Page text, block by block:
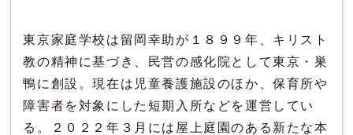
東京家庭学校は留岡幸助が１８９９年、キリスト
教の精神に基づき、民営の感化院として東京・巣
鴨に創設。現在は児童養護施設のほか、保育所や
障害者を対象にした短期入所などを運営してい
る。２０２２年３月には屋上庭園のある新たな本